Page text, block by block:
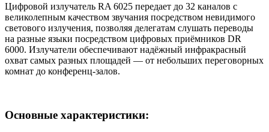
Цифровой излучатель RA 6025 передает до 32 каналов с
великолепным качеством звучания посредством невидимого
светового излучения, позволяя делегатам слушать переводы
на разные языки посредством цифровых приёмников DR
6000. Излучатели обеспечивают надёжный инфракрасный
охват самых разных площадей — от небольших переговорных
комнат до конференц-залов.
Основные характеристики: